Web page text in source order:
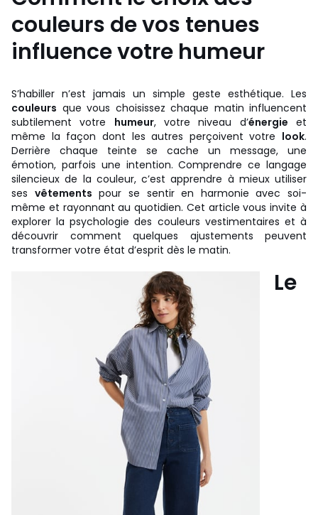
couleurs de vos tenues
influence votre humeur
S’habiller n’est jamais un simple geste esthétique. Les
couleurs que vous choisissez chaque matin influencent
subtilement votre humeur, votre niveau d’énergie et
même la façon dont les autres perçoivent votre look.
Derrière chaque teinte se cache un message, une
émotion, parfois une intention. Comprendre ce langage
silencieux de la couleur, c’est apprendre à mieux utiliser
ses vêtements pour se sentir en harmonie avec soi-
même et rayonnant au quotidien. Cet article vous invite à
explorer la psychologie des couleurs vestimentaires et à
découvrir comment quelques ajustements peuvent
transformer votre état d’esprit dès le matin.
Le